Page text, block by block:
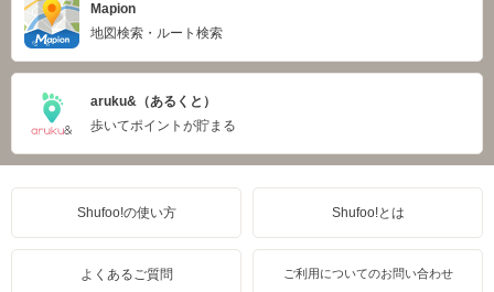
Mapion
地図検索・ルート検索
aruku&（あるくと）
歩いてポイントが貯まる
Shufoo!の使い方 Shufoo!とは
よくあるご質問 ご利用についてのお問い合わせ